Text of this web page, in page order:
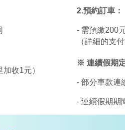
加收1元）
2.預約訂車：
- 需預繳200
（詳細的支
※ 連續假期
- 部分車款連
- 連續假期期